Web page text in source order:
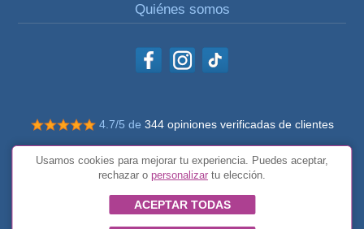
Quiénes somos
4.7/5 de 344 opiniones verificadas de clientes
© Todos los derechos reservados Impulsivos
Condiciones generales
Usamos cookies para mejorar tu experiencia. Puedes aceptar,
rechazar o personalizar tu elección.
ACEPTAR TODAS